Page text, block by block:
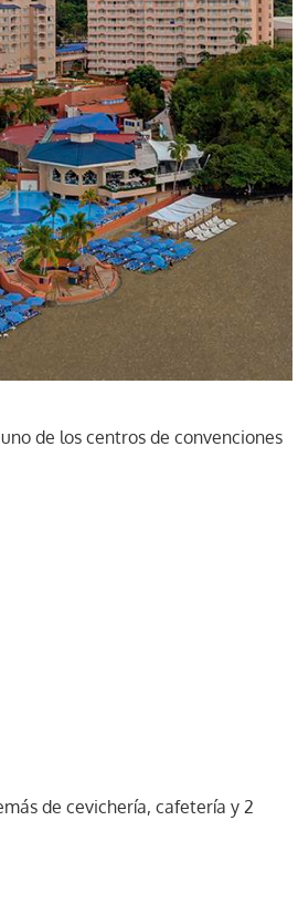
de los centros de convenciones
de cevichería, cafetería y 2